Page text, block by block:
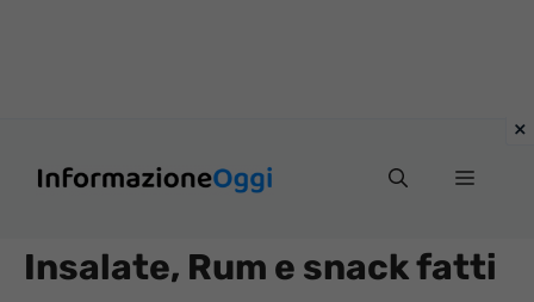
Menu
Insalate, Rum e snack fatti